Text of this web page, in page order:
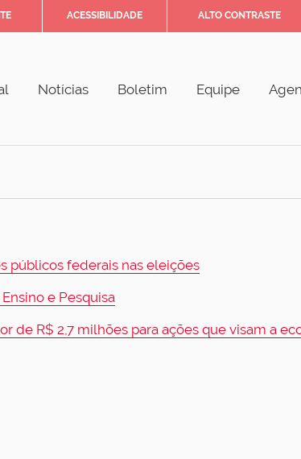
ACESSIBILIDADE ALTO CONTRASTE
Notícias Boletim Equipe
públicos federais nas eleições
e Pesquisa
de R$ 2,7 milhões para ações que visam a